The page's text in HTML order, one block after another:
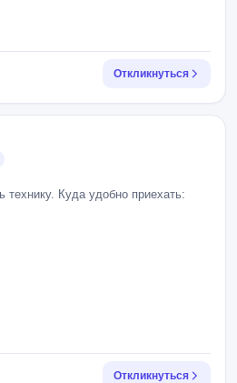
Откликнуться
технику. Куда удобно приехать:
Откликнуться